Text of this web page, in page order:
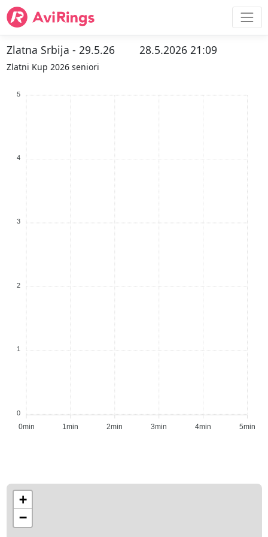
Zlatna Srbija - 29.5.26 28.5.2026 21:09
Zlatni Kup 2026 seniori
5
4
3
2
1
0
0min 1min 2min 3min 4min 5min
+
−